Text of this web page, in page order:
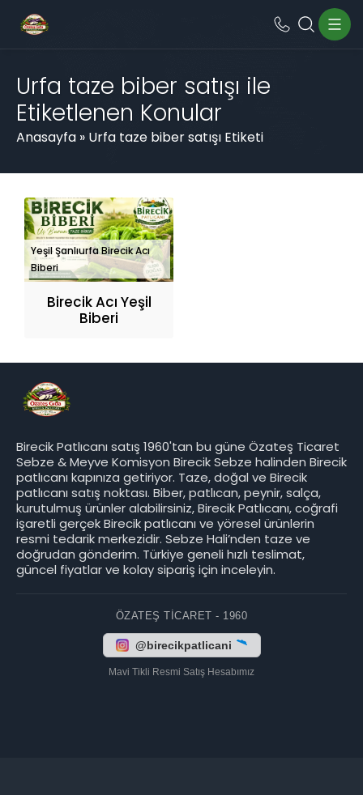
Urfa taze biber satışı ile
Etiketlenen Konular
Anasayfa » Urfa taze biber satışı Etiketi
Yeşil Şanlıurfa Birecik Acı
Biberi
Birecik Acı Yeşil
Biberi
Birecik Patlıcanı satış 1960'tan bu güne Özateş Ticaret
Sebze & Meyve Komisyon Birecik Sebze halinden Birecik
patlıcanı kapınıza getiriyor. Taze, doğal ve Birecik
patlıcanı satış noktası. Biber, patlıcan, peynir, salça,
kurutulmuş ürünler alabilirsiniz, Birecik Patlıcanı, coğrafi
işaretli gerçek Birecik patlıcanı ve yöresel ürünlerin
resmi tedarik merkezidir. Sebze Hali’nden taze ve
doğrudan gönderim. Türkiye geneli hızlı teslimat,
güncel fiyatlar ve kolay sipariş için inceleyin.
ÖZATEŞ TICARET - 1960
@birecikpatlicani
Mavi Tikli Resmi Satış Hesabımız